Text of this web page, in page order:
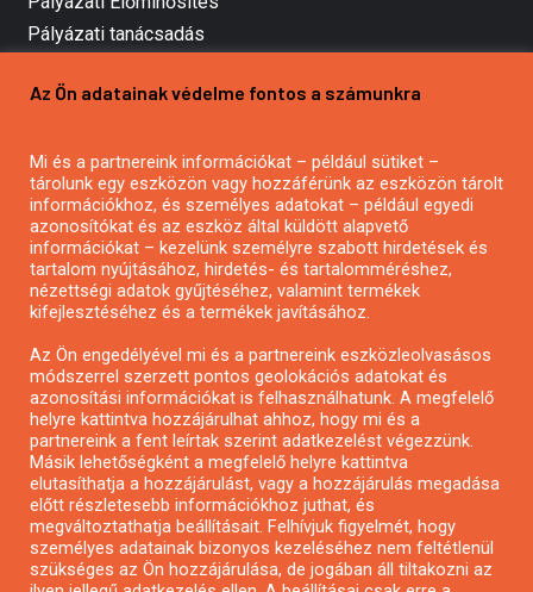
Pályázati tanácsadás
Mezőgazdasági pályázatírás
Pályázatírás civil szervezeteknek
Pályázatírás önkormányzatoknak
Pályázatfigyelés
Specifikus pályázatfigyelés vagy hírlevél
Pályázatok magánszemélyeknek
Pályázatok civil szervezeteknek
Pályázatok vállalkozásoknak
Önkormányzati pályázatok
Mezőgazdasági pályázatok
Falusi turizmus pályázatok
Az Ön adatainak védelme fontos a számunkra
Mi és a partnereink információkat – például sütiket –
tárolunk egy eszközön vagy hozzáférünk az eszközön tárolt
információkhoz, és személyes adatokat – például egyedi
azonosítókat és az eszköz által küldött alapvető
információkat – kezelünk személyre szabott hirdetések és
tartalom nyújtásához, hirdetés- és tartalomméréshez,
nézettségi adatok gyűjtéséhez, valamint termékek
kifejlesztéséhez és a termékek javításához.
Az Ön engedélyével mi és a partnereink eszközleolvasásos
módszerrel szerzett pontos geolokációs adatokat és
azonosítási információkat is felhasználhatunk. A megfelelő
helyre kattintva hozzájárulhat ahhoz, hogy mi és a
partnereink a fent leírtak szerint adatkezelést végezzünk.
Másik lehetőségként a megfelelő helyre kattintva
elutasíthatja a hozzájárulást, vagy a hozzájárulás megadása
előtt részletesebb információkhoz juthat, és
megváltoztathatja beállításait. Felhívjuk figyelmét, hogy
személyes adatainak bizonyos kezeléséhez nem feltétlenül
szükséges az Ön hozzájárulása, de jogában áll tiltakozni az